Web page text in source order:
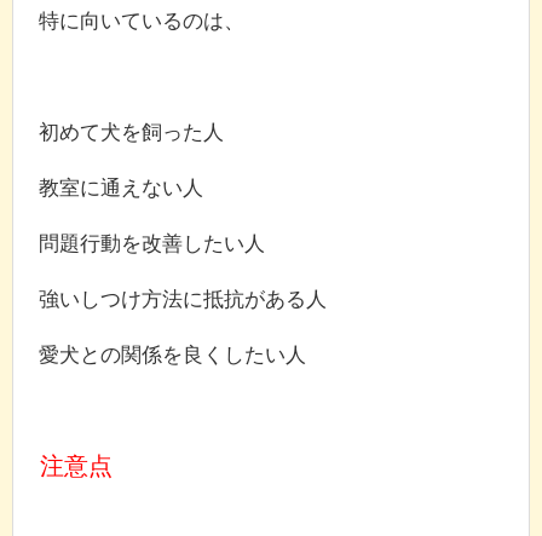
特に向いているのは、
初めて犬を飼った人
教室に通えない人
問題行動を改善したい人
強いしつけ方法に抵抗がある人
愛犬との関係を良くしたい人
注意点